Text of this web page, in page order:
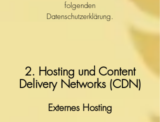
folgenden
Datenschutzerklärung.
2. Hosting und Content
Delivery Networks (CDN)
Externes Hosting